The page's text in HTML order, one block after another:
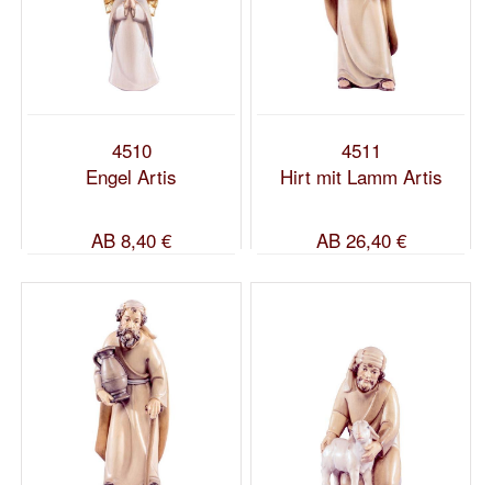
4510
Engel Artis
AB 8,40 €
4511
Hirt mit Lamm Artis
AB26,40 €